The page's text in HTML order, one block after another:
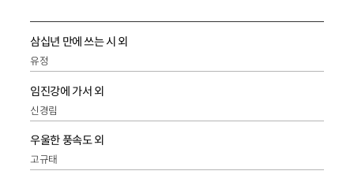
삼십년 만에 쓰는 시 외
유정
임진강에 가서 외
신경림
우울한 풍속도 외
고규태